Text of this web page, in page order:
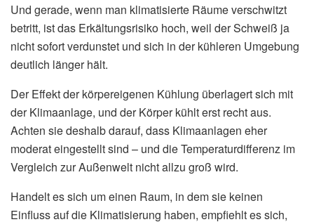
Und gerade, wenn man klimatisierte Räume verschwitzt
betritt, ist das Erkältungsrisiko hoch, weil der Schweiß ja
nicht sofort verdunstet und sich in der kühleren Umgebung
deutlich länger hält.
Der Effekt der körpereigenen Kühlung überlagert sich mit
der Klimaanlage, und der Körper kühlt erst recht aus.
Achten sie deshalb darauf, dass Klimaanlagen eher
moderat eingestellt sind – und die Temperaturdifferenz im
Vergleich zur Außenwelt nicht allzu groß wird.
Handelt es sich um einen Raum, in dem sie keinen
Einfluss auf die Klimatisierung haben, empfiehlt es sich,